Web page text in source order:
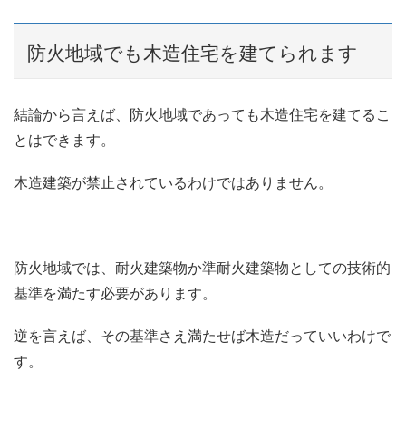
防火地域でも木造住宅を建てられます
結論から言えば、防火地域であっても木造住宅を建てるこ
とはできます。
木造建築が禁止されているわけではありません。
防火地域では、耐火建築物か準耐火建築物としての技術的
基準を満たす必要があります。
逆を言えば、その基準さえ満たせば木造だっていいわけで
す。